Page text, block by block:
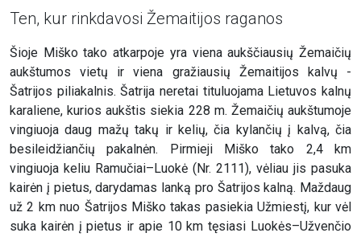
Ten, kur rinkdavosi Žemaitijos raganos
Šioje Miško tako atkarpoje yra viena aukščiausių Žemaičių
aukštumos vietų ir viena gražiausių Žemaitijos kalvų -
Šatrijos piliakalnis. Šatrija neretai tituluojama Lietuvos kalnų
karaliene, kurios aukštis siekia 228 m. Žemaičių aukštumoje
vingiuoja daug mažų takų ir kelių, čia kylančių į kalvą, čia
besileidžiančių pakalnėn. Pirmieji Miško tako 2,4 km
vingiuoja keliu Ramučiai–Luokė (Nr. 2111), vėliau jis pasuka
kairėn į pietus, darydamas lanką pro Šatrijos kalną. Maždaug
už 2 km nuo Šatrijos Miško takas pasiekia Užmiestį, kur vėl
suka kairėn į pietus ir apie 10 km tęsiasi Luokės–Užvenčio